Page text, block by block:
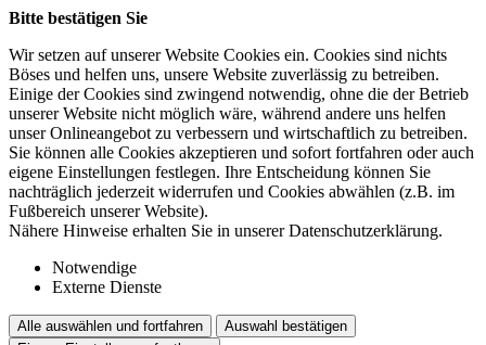
Bitte bestätigen Sie
Wir setzen auf unserer Website Cookies ein. Cookies sind nichts
Böses und helfen uns, unsere Website zuverlässig zu betreiben.
Einige der Cookies sind zwingend notwendig, ohne die der Betrieb
unserer Website nicht möglich wäre, während andere uns helfen
unser Onlineangebot zu verbessern und wirtschaftlich zu betreiben.
Sie können alle Cookies akzeptieren und sofort fortfahren oder auch
eigene Einstellungen festlegen. Ihre Entscheidung können Sie
nachträglich jederzeit widerrufen und Cookies abwählen (z.B. im
Fußbereich unserer Website).
Nähere Hinweise erhalten Sie in unserer Datenschutzerklärung.
Notwendige
Externe Dienste
Alle auswählen und fortfahren
Auswahl bestätigen